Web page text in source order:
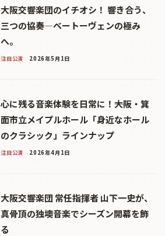
大阪交響楽団のイチオシ！ 響き合う、
三つの協奏—ベートーヴェンの極み
へ。
注目公演 2026年5月1日
心に残る音楽体験を日常に！――大阪・箕
面市立メイプルホール「身近なホール
のクラシック」ラインナップ
注目公演 2026年4月1日
大阪交響楽団 常任指揮者 山下一史が、
真骨頂の独墺音楽でシーズン開幕を飾
る